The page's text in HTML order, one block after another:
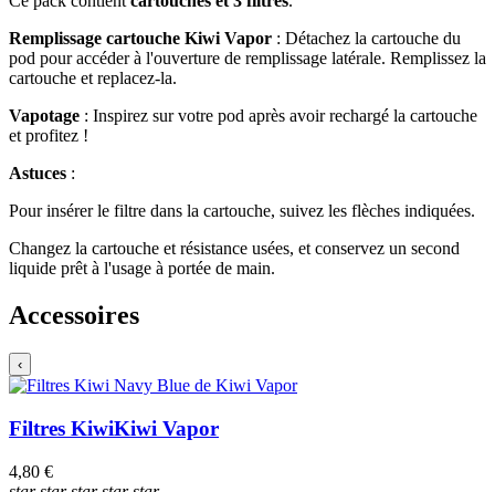
Remplissage cartouche Kiwi Vapor : Détachez la cartouche du
pod pour accéder à l'ouverture de remplissage latérale. Remplissez la
cartouche et replacez-la.
Vapotage : Inspirez sur votre pod après avoir rechargé la cartouche
et profitez !
Astuces :
Pour insérer le filtre dans la cartouche, suivez les flèches indiquées.
Changez la cartouche et résistance usées, et conservez un second
liquide prêt à l'usage à portée de main.
Accessoires
‹
Filtres KiwiKiwi Vapor
4,80 €